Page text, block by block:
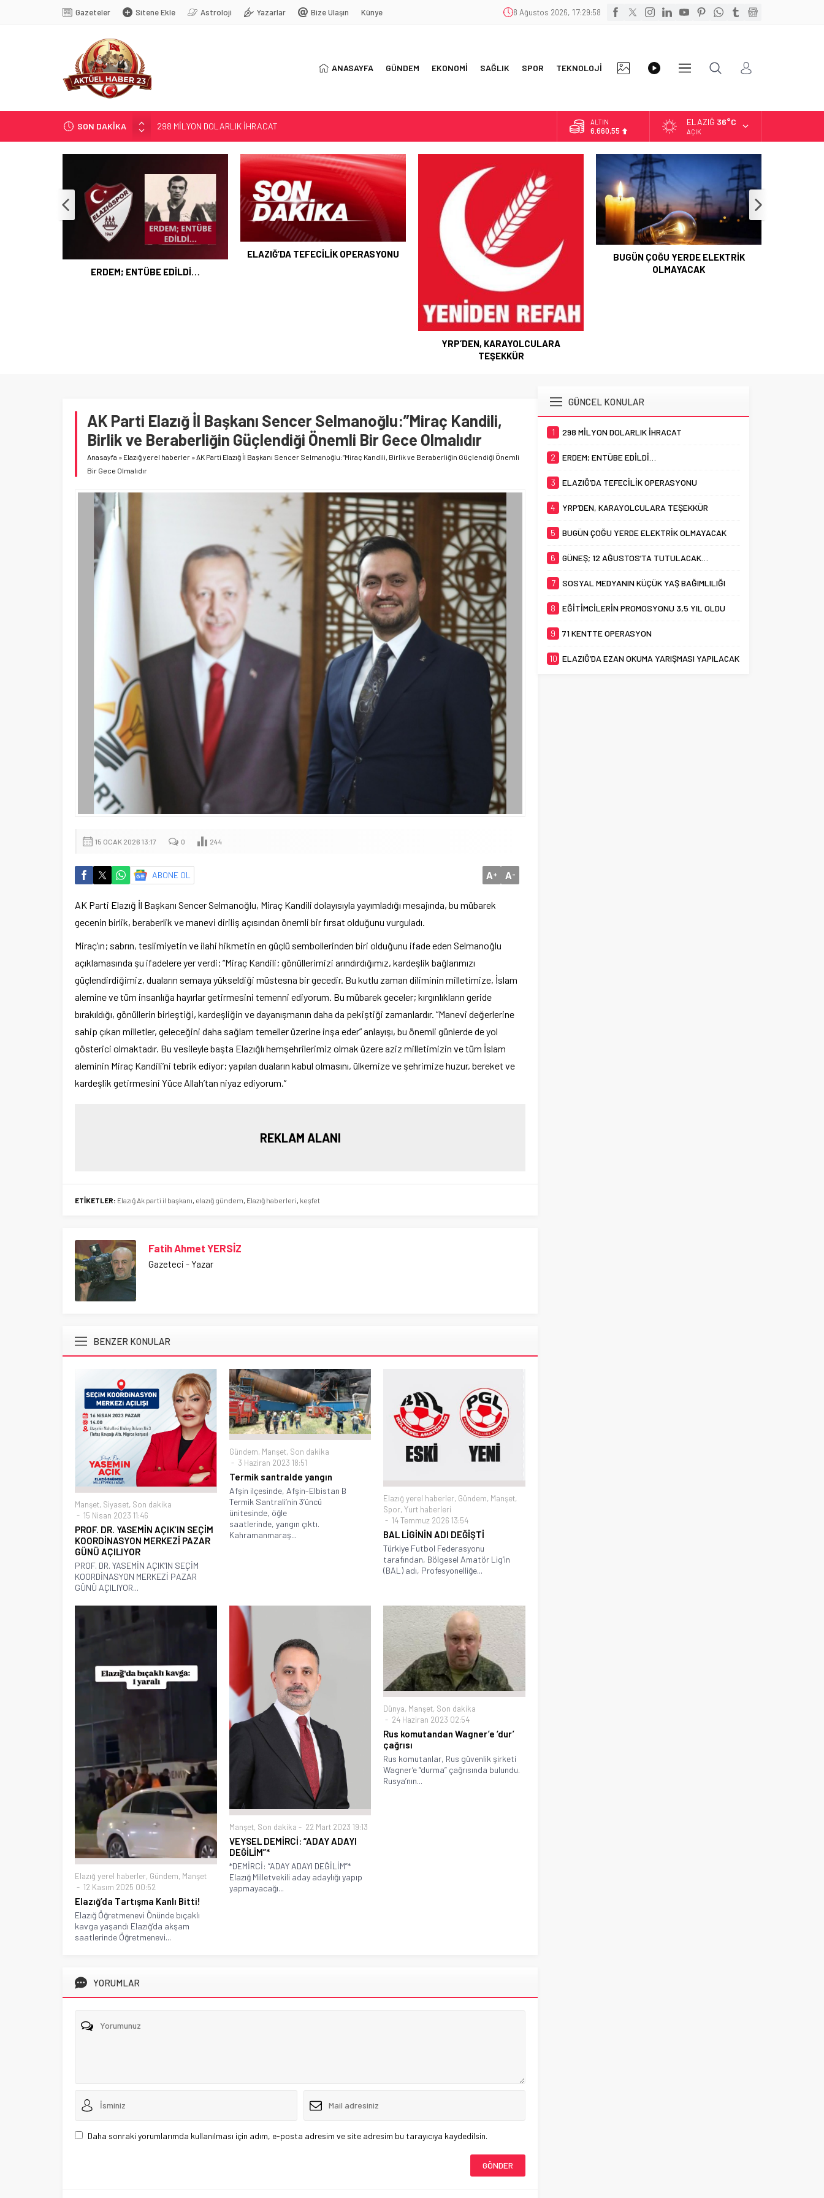
Gazeteler Sitene Ekle Astroloji Yazarlar Bize Ulaşın Künye 8 Ağustos 2026, 17:29:59
ANASAYFA GÜNDEM EKONOMİ SAĞLIK SPOR TEKNOLOJİ
GALERİGALERİ
DİĞER
SON DAKİKA
298 MİLYON DOLARLIK İHRACAT
ERDEM; ENTÜBE EDİLDİ…
ELAZIĞ’DA TEFECİLİK OPERASYONU
YRP’DEN, KARAYOLCULARA TEŞEKKÜR
TÜRK OĞUZ BOYLARI
ALTIN
6.660,55
BİST
13.779,39
47,7111
EURO
55,1881
ELAZIĞ 36°C
AÇIK
ERDEM; ENTÜBE EDİLDİ…
ELAZIĞ’DA TEFECİLİK OPERASYONU
YRP’DEN, KARAYOLCULARA
TEŞEKKÜR
BUGÜN ÇOĞU YERDE ELEKTRİK
OLMAYACAK
AK Parti Elazığ İl Başkanı Sencer Selmanoğlu:”Miraç Kandili,
Birlik ve Beraberliğin Güçlendiği Önemli Bir Gece Olmalıdır
Anasayfa » Elazığ yerel haberler »AK Parti Elazığ İl Başkanı Sencer Selmanoğlu:”Miraç Kandili, Birlik ve Beraberliğin Güçlendiği Önemli
Bir Gece Olmalıdır
15 OCAK 2026 13:17 0 244
ABONE OL A+ A-
AK Parti Elazığ İl Başkanı Sencer Selmanoğlu, Miraç Kandili dolayısıyla yayımladığı mesajında, bu mübarek
gecenin birlik, beraberlik ve manevi diriliş açısından önemli bir fırsat olduğunu vurguladı.
Miraç’ın; sabrın, teslimiyetin ve ilahi hikmetin en güçlü sembollerinden biri olduğunu ifade eden Selmanoğlu
açıklamasında şu ifadelere yer verdi; “Miraç Kandili; gönüllerimizi arındırdığımız, kardeşlik bağlarımızı
güçlendirdiğimiz, duaların semaya yükseldiği müstesna bir gecedir. Bu kutlu zaman diliminin milletimize, İslam
alemine ve tüm insanlığa hayırlar getirmesini temenni ediyorum. Bu mübarek geceler; kırgınlıkların geride
bırakıldığı, gönüllerin birleştiği, kardeşliğin ve dayanışmanın daha da pekiştiği zamanlardır. “Manevi değerlerine
sahip çıkan milletler, geleceğini daha sağlam temeller üzerine inşa eder” anlayışı, bu önemli günlerde de yol
gösterici olmaktadır. Bu vesileyle başta Elazığlı hemşehrilerimiz olmak üzere aziz milletimizin ve tüm İslam
aleminin Miraç Kandili’ni tebrik ediyor; yapılan duaların kabul olmasını, ülkemize ve şehrimize huzur, bereket ve
kardeşlik getirmesini Yüce Allah’tan niyaz ediyorum.”
REKLAM ALANI
ETİKETLER: Elazığ Ak parti il başkanı elazığ gündem Elazığ haberleri keşfet
Fatih Ahmet YERSİZ
Gazeteci - Yazar
BENZER KONULAR
Manşet, Siyaset, Son dakika
15 Nisan 2023 11:46
PROF. DR. YASEMİN AÇIK’IN SEÇİM
KOORDİNASYON MERKEZİ PAZAR
GÜNÜ AÇILIYOR
PROF. DR. YASEMİN AÇIK’IN SEÇİM
KOORDİNASYON MERKEZİ PAZAR
GÜNÜ AÇILIYOR...
Gündem, Manşet, Son dakika
3 Haziran 2023 18:51
Termik santralde yangın
Afşin ilçesinde, Afşin-Elbistan B
Termik Santrali’nin 3’üncü
ünitesinde, öğle
saatlerinde, yangın çıktı.
Kahramanmaraş...
Elazığ yerel haberler, Gündem, Manşet,
Spor,Yurt haberleri
14 Temmuz 2026 13:54
BAL LİGİNİN ADI DEĞİŞTİ
Türkiye Futbol Federasyonu
tarafından, Bölgesel Amatör Lig’in
(BAL) adı, Profesyonelliğe...
Elazığ yerel haberler, Gündem, Manşet
12 Kasım 2025 00:52
Elazığ’da Tartışma Kanlı Bitti!
Elazığ Öğretmenevi Önünde bıçaklı
kavga yaşandı Elazığ’da akşam
saatlerinde Öğretmenevi...
Manşet, Son dakika 22 Mart 2023 19:13
VEYSEL DEMİRCİ: “ADAY ADAYI
DEĞİLİM”*
*DEMİRCİ: “ADAY ADAYI DEĞİLİM”*
Elazığ Milletvekili aday adaylığı yapıp
yapmayacağı...
Dünya, Manşet, Son dakika
24 Haziran 2023 02:54
Rus komutandan Wagner’e ‘dur’
çağrısı
Rus komutanlar, Rus güvenlik şirketi
Wagner’e “durma” çağrısında bulundu.
Rusya’nın...
YORUMLAR
Daha sonraki yorumlarımda kullanılması için adım, e-posta adresim ve site adresim bu tarayıcıya kaydedilsin.
GÜNCEL KONULAR
1 298 MİLYON DOLARLIK İHRACAT
2 ERDEM; ENTÜBE EDİLDİ…
3 ELAZIĞ’DA TEFECİLİK OPERASYONU
4 YRP’DEN, KARAYOLCULARA TEŞEKKÜR
5 BUGÜN ÇOĞU YERDE ELEKTRİK OLMAYACAK
6 GÜNEŞ; 12 AĞUSTOS’TA TUTULACAK…
7 SOSYAL MEDYANIN KÜÇÜK YAŞ BAĞIMLILIĞI
8 EĞİTİMCİLERİN PROMOSYONU 3,5 YIL OLDU
9 71 KENTTE OPERASYON
10 ELAZIĞ’DA EZAN OKUMA YARIŞMASI YAPILACAK